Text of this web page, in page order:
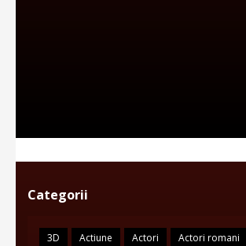
Categorii
3D Actiune Actori Actori romani